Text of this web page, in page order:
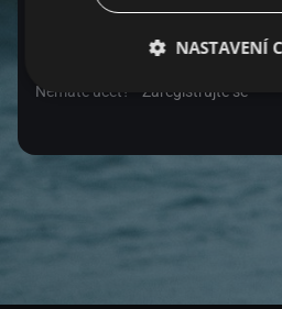
Nemáte účet? Zaregistrujte se
NASTAVENÍ